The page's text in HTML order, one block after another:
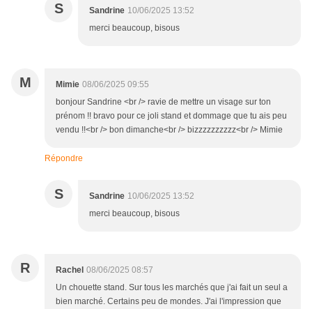
S Sandrine 10/06/2025 13:52
merci beaucoup, bisous
M Mimie 08/06/2025 09:55
bonjour Sandrine <br /> ravie de mettre un visage sur ton
prénom !! bravo pour ce joli stand et dommage que tu ais peu
vendu !!<br /> bon dimanche<br /> bizzzzzzzzzz<br /> Mimie
Répondre
S Sandrine 10/06/2025 13:52
merci beaucoup, bisous
R Rachel 08/06/2025 08:57
Un chouette stand. Sur tous les marchés que j'ai fait un seul a
bien marché. Certains peu de mondes. J'ai l'impression que